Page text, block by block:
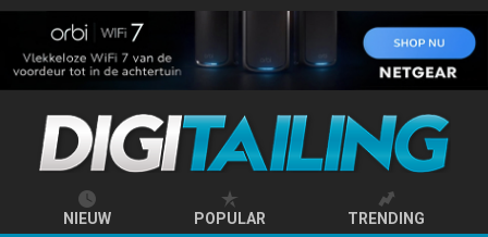
NIEUW POPULAR TRENDING